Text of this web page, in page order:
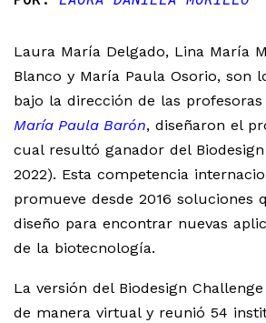
Laura María Delgado, Lina María
Blanco y María Paula Osorio, son
bajo la dirección de las profesoras
María Paula Barón, diseñaron el
cual resultó ganador del Biodesign
2022). Esta competencia
promueve desde 2016 soluciones
diseño para encontrar nuevas
de la biotecnología.
La versión del Biodesign
de manera virtual y reunió 54